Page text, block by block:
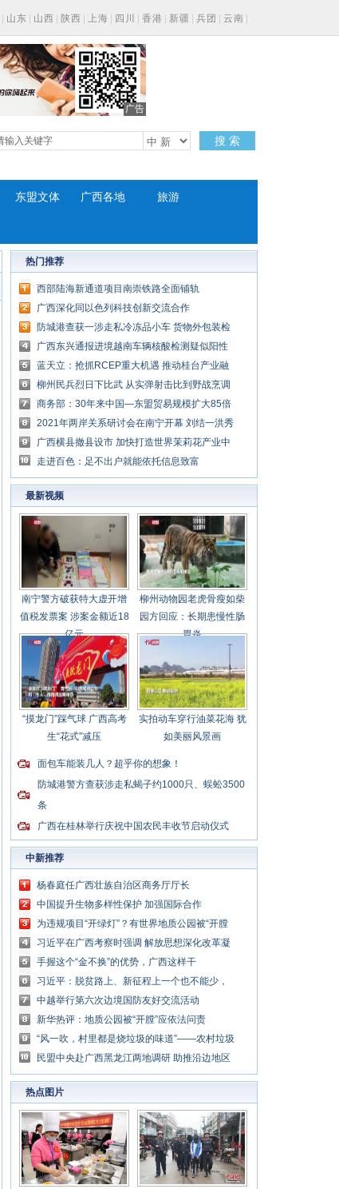
山东 山西 陕西 上海 四川 香港 新疆 兵团 云南
广告
搜 索
东盟文体 广西各地 旅游
热门推荐
西部陆海新通道项目南崇铁路全面铺轨
广西深化同以色列科技创新交流合作
防城港查获一涉走私冷冻品小车 货物外包装检
测阳性
广西东兴通报进境越南车辆核酸检测疑似阳性
情况
蓝天立：抢抓RCEP重大机遇 推动桂台产业融
合发展
柳州民兵烈日下比武 从实弹射击比到野战烹调
商务部：30年来中国—东盟贸易规模扩大85倍
2021年两岸关系研讨会在南宁开幕 刘结一洪秀
柱出席
广西横县撤县设市 加快打造世界茉莉花产业中
心
走进百色：足不出户就能依托信息致富
最新视频
南宁警方破获特大虚开增
值税发票案 涉案金额近18
亿元
柳州动物园老虎骨瘦如柴
园方回应：长期患慢性肠
胃炎
“摸龙门”踩气球 广西高考
生“花式”减压
实拍动车穿行油菜花海 犹
如美丽风景画
面包车能装几人？超乎你的想象！
防城港警方查获涉走私蝎子约1000只、蜈蚣3500
条
广西在桂林举行庆祝中国农民丰收节启动仪式
中新推荐
杨春庭任广西壮族自治区商务厅厅长
中国提升生物多样性保护 加强国际合作
为违规项目“开绿灯”？有世界地质公园被“开膛
破肚”
习近平在广西考察时强调 解放思想深化改革凝
心聚力担当实干 建设新时代中国特色社会主义
壮美
手握这个“金不换”的优势，广西这样干
习近平：脱贫路上、新征程上一个也不能少，
中国共产党说话算数
中越举行第六次边境国防友好交流活动
新华热评：地质公园被“开膛”应依法问责
“风一吹，村里都是烧垃圾的味道”——农村垃圾
处理谁来管？
民盟中央赴广西黑龙江两地调研 助推沿边地区
加快布局发展
热点图片